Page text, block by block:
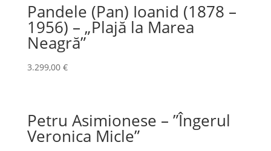
Pandele (Pan) Ioanid (1878 –
1956) – „Plajă la Marea
Neagră”
3.299,00 €
Petru Asimionese – ”Îngerul
Veronica Micle”